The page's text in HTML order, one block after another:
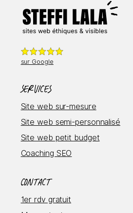
sur Google
Services
Site web sur-mesure
Site web semi-personnalisé
Site web petit budget
Coaching SEO
Contact
1er rdv gratuit